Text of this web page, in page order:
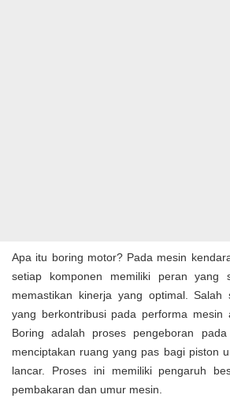
Apa itu boring motor? Pada mesin
setiap komponen memiliki peran yang
memastikan kinerja yang optimal. Salah
yang berkontribusi pada performa mesin
Boring adalah proses pengeboran
menciptakan ruang yang pas bagi piston
lancar. Proses ini memiliki pengaruh
pembakaran dan umur mesin.